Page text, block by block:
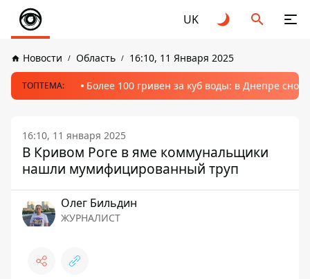
UK
Новости Область 16:10, 11 Января 2025
ТОПТЕМА: Более 100 гривен за куб воды: в Днепре
16:10, 11 января 2025
В Кривом Роге в яме коммунальщики
нашли мумифицированный труп
Олег Бильдин
ЖУРНАЛИСТ